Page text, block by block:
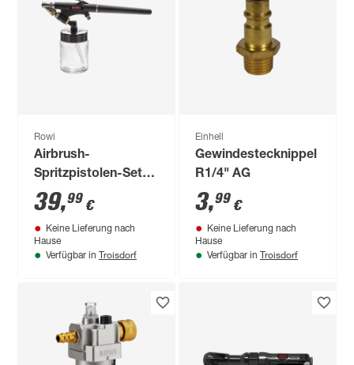
Rowi
Airbrush-
Spritzpistolen-Set
'DAS 8/1 Set' 8-teilig
39,99 €
Keine Lieferung nach
Hause
Verfügbar in Troisdorf
Einhell
Gewindestecknippel
R1/4" AG
3,99 €
Keine Lieferung nach
Hause
Verfügbar in Troisdorf